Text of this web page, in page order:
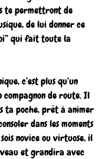
te permettront de
de lui donner ce
qui fait toute la
c’est plus qu’un
compagnon de route. Il
ta poche, prêt à animer
dans les moments
novice ou virtuose, il
et grandira avec